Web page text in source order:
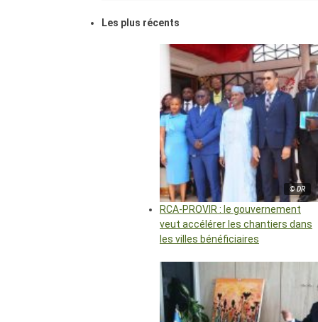
Les plus récents
© DR
RCA-PROVIR : le gouvernement
veut accélérer les chantiers dans
les villes bénéficiaires